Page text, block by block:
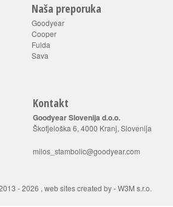
Naša preporuka
Goodyear
Cooper
Fulda
Sava
Kontakt
Goodyear Slovenija d.o.o.
Škofjeloška 6, 4000 Kranj, Slovenija
milos_stambolic@goodyear.com
- 2026 , web sites created by-W3M s.r.o.